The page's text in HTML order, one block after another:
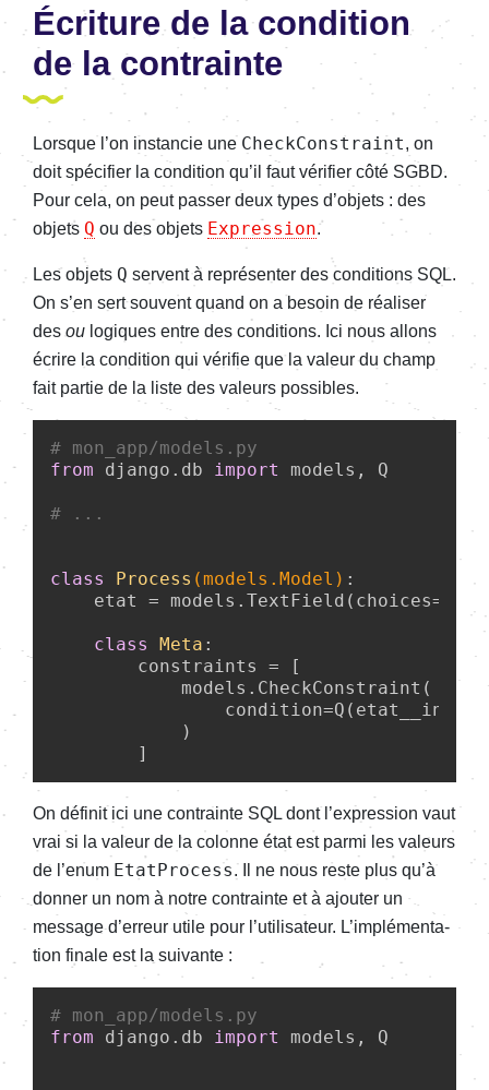
Écri­ture de la condi­tion
de la contrainte
Lorsque l’on instan­cie une CheckConstraint, on
doit spéci­fier la condi­tion qu’il faut véri­fier côté SGBD.
Pour cela, on peut passer deux types d’objets : des
objets Q ou des objets Expression.
Les objets Q servent à repré­sen­ter des condi­tions SQL.
On s’en sert souvent quand on a besoin de réali­ser
des ou logiques entre des condi­tions. Ici nous allons
écrire la condi­tion qui véri­fie que la valeur du champ
fait partie de la liste des valeurs possibles.
# mon_app/models.py
from django.db import models, Q
# ...
class Process (models.Model) :
etat =
class Meta :
        constraints = [
            models.CheckConstraint(
            )
On défi­nit ici une contrainte SQL dont l’ex­pres­sion vaut
vrai si la valeur de la colonne état est parmi les valeurs
de l’enum EtatProcess. Il ne nous reste plus qu’à
donner un nom à notre contrainte et à ajou­ter un
message d’er­reur utile pour l’uti­li­sa­teur. L’im­plé­men­ta­
tion finale est la suivante :
# mon_app/models.py
from django.db import models, Q